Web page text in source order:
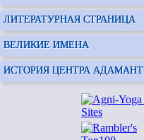
ЛИТЕРАТУРНАЯ СТРАНИЦА
ВЕЛИКИЕ ИМЕНА
ИСТОРИЯ ЦЕНТРА АДАМАНТ